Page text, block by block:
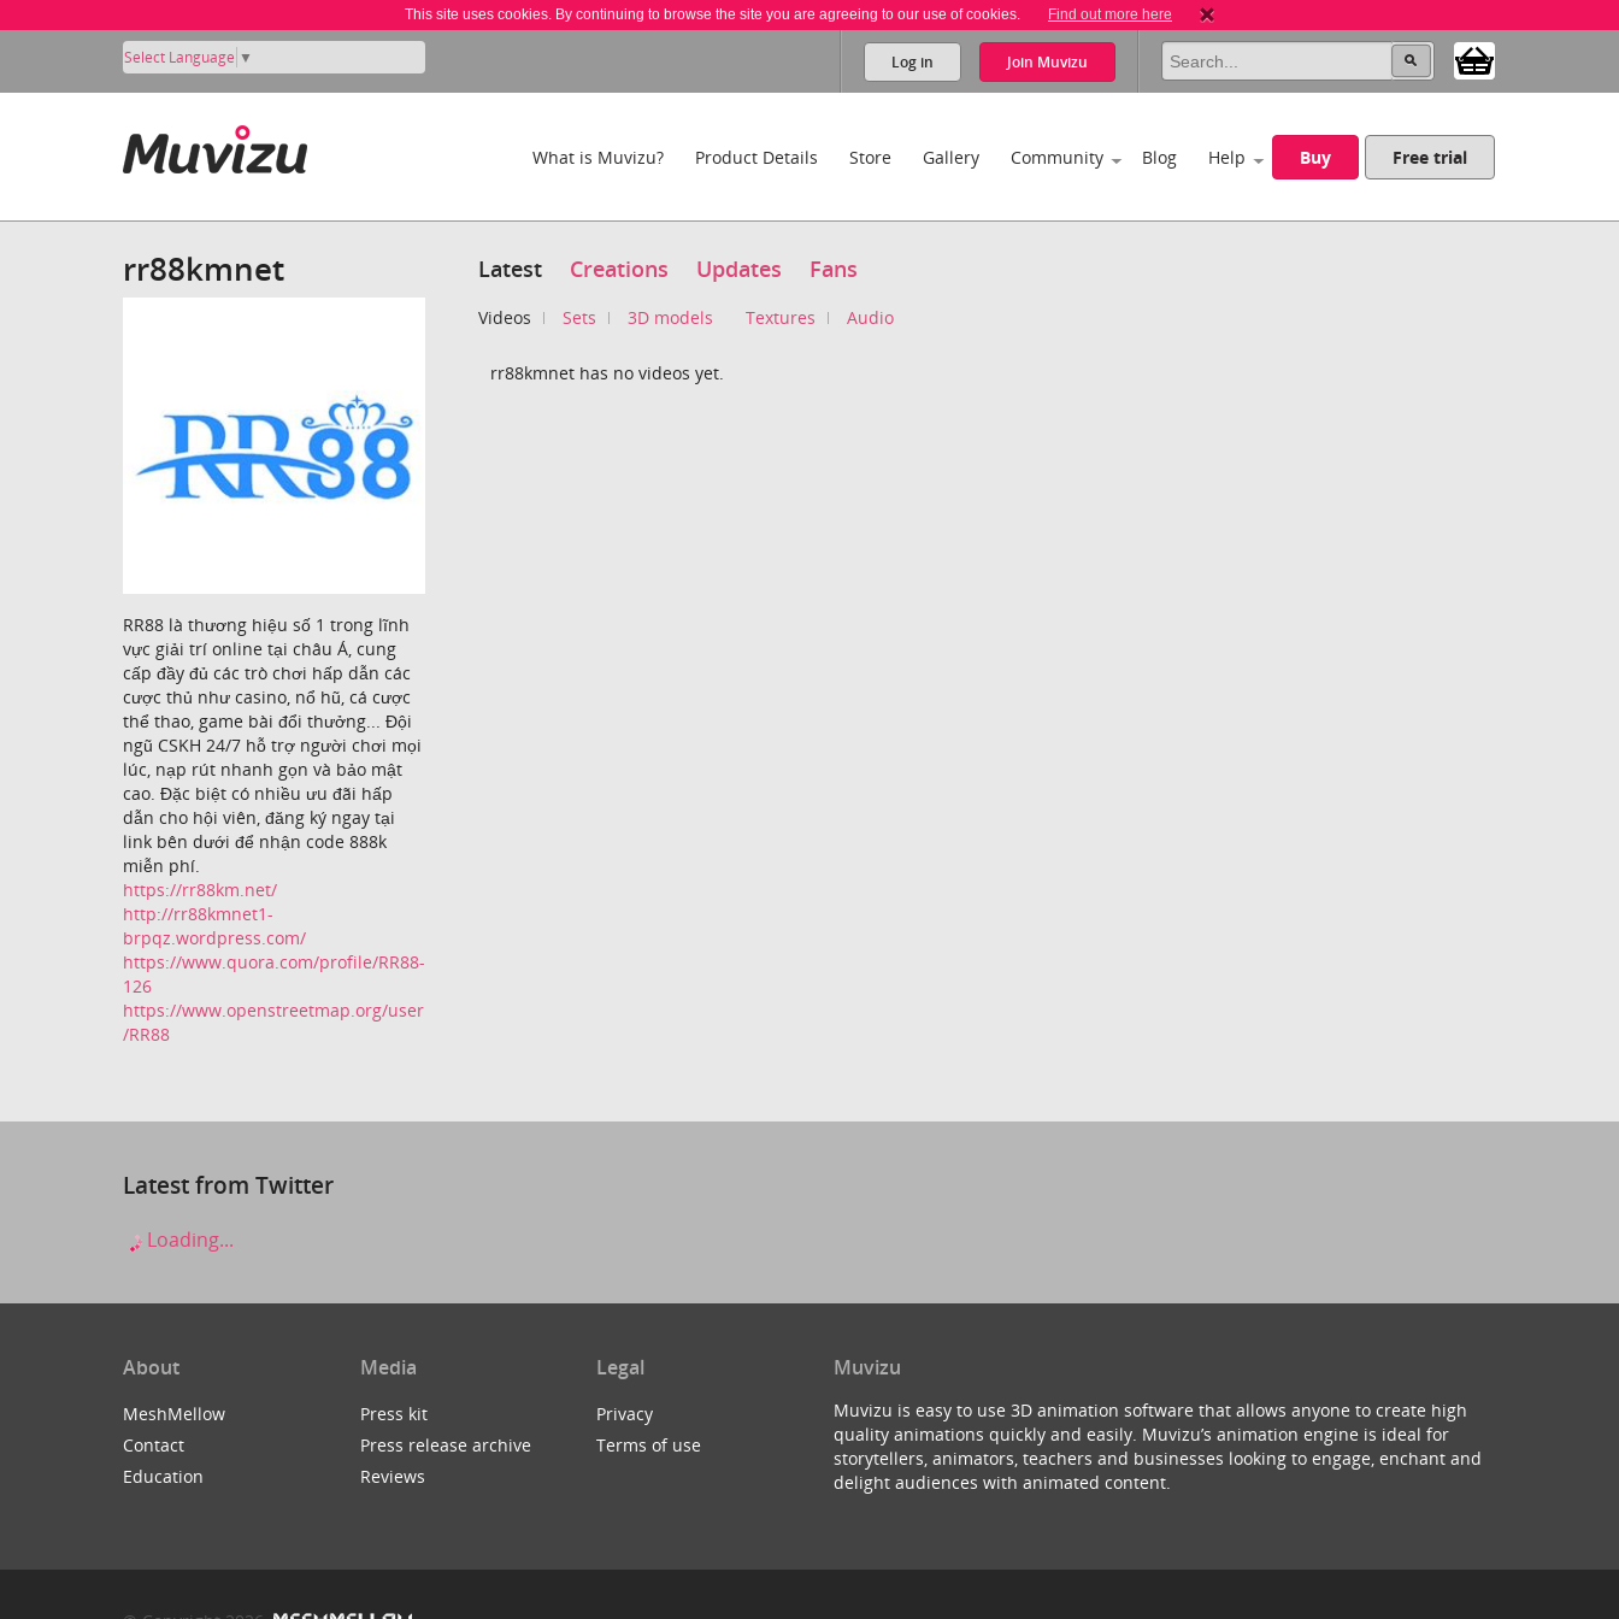
This site uses cookies. By continuing to browse the site you are agreeing to our use of cookies. Find out more here
Select Language ▼ Log in Join Muvizu
What is Muvizu? Product Details Store Gallery Community Blog Help Buy Free trial
rr88kmnet
RR88 là thương hiệu số 1 trong lĩnh
vực giải trí online tại châu Á, cung
cấp đầy đủ các trò chơi hấp dẫn các
cược thủ như casino, nổ hũ, cá cược
thể thao, game bài đổi thưởng... Đội
ngũ CSKH 24/7 hỗ trợ người chơi mọi
lúc, nạp rút nhanh gọn và bảo mật
cao. Đặc biệt có nhiều ưu đãi hấp
dẫn cho hội viên, đăng ký ngay tại
link bên dưới để nhận code 888k
miễn phí.
https://rr88km.net/
http://rr88kmnet1-
brpqz.wordpress.com/
https://www.quora.com/profile/RR88-
126
https://www.openstreetmap.org/user
/RR88
Latest Creations Updates Fans
Videos Sets 3D models Textures Audio
rr88kmnet has no videos yet.
Latest from Twitter
Loading...
About
MeshMellow
Contact
Education
Media
Press kit
Press release archive
Reviews
Legal
Privacy
Terms of use
Muvizu
Muvizu is easy to use 3D animation software that allows anyone to create high
quality animations quickly and easily. Muvizu’s animation engine is ideal for
storytellers, animators, teachers and businesses looking to engage, enchant and
delight audiences with animated content.